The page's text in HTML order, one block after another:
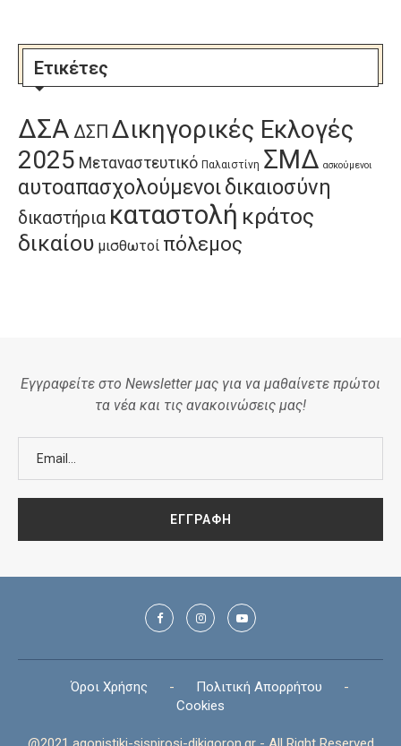
Ετικέτες
ΔΣΑ ΔΣΠ Δικηγορικές Εκλογές
2025 Μεταναστευτικό Παλαιστίνη ΣΜΔ ασκούμενοι
αυτοαπασχολούμενοιδικαιοσύνη
δικαστήρια καταστολή κράτος
δικαίου μισθωτοί πόλεμος
Εγγραφείτε στο Newsletter μας για να μαθαίνετε πρώτοι
τα νέα και τις ανακοινώσεις μας!
Όροι Χρήσης - Πολιτική Απορρήτου
-
Cookies